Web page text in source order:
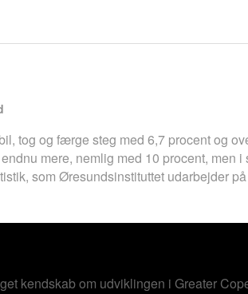
tog og færge steg med 6,7 procent og
mere, nemlig med 10 procent, men i
som Øresundsinstituttet udarbejder
kendskab om udviklingen i Greater